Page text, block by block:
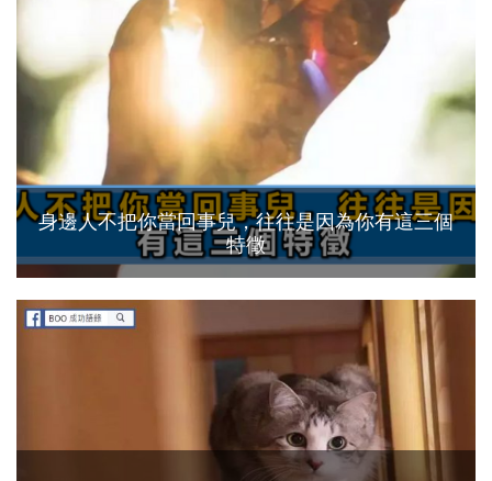
身邊人不把你當回事兒，往往是因為你有這三個
特徵